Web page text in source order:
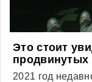
Это стоит
продвинутых
2021 год